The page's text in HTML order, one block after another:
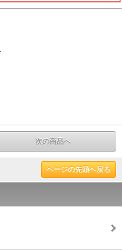
次の商品へ
ページの先頭へ戻る